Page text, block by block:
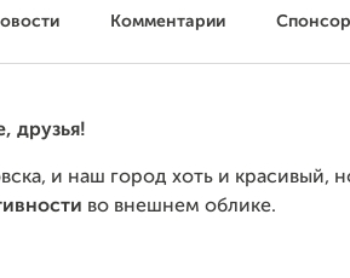
Комментарии
друзья!
и наш город хоть и красивый,
во внешнем облике.